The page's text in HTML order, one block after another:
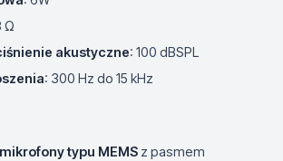
Ω
akustyczne: 100 dBSPL
: 300 Hz do 15 kHz
typu MEMS z pasmem